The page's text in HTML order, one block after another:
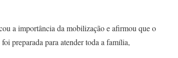
a importância da mobilização e afirmou que o
preparada para atender toda a família,